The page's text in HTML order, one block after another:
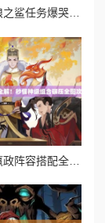
天谕手游狂狼之鲨任务爆哭攻略！5步通关技巧+隐藏奖励全解析
忘川风华录嬴政阵容搭配全解！秒懂神级组合碾压全图攻略